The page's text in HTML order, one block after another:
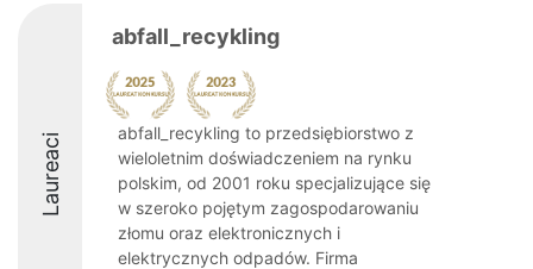
Laureaci
abfall_recykling
abfall_recykling to przedsiębiorstwo z
wieloletnim doświadczeniem na rynku
polskim, od 2001 roku specjalizujące się
w szeroko pojętym zagospodarowaniu
złomu oraz elektronicznych i
elektrycznych odpadów. Firma